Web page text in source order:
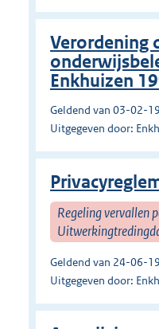
Verordening
Enkhuizen
Geldend van 03-02-
Uitgegeven door:
Regeling vervallen
Geldend van 24-06-
Uitgegeven door: